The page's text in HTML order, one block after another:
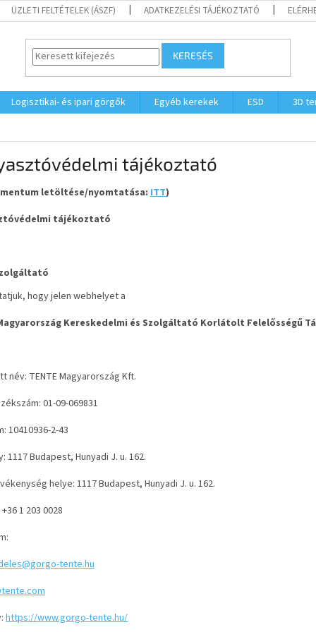
ÜZLETI FELTÉTELEK (ÁSZF) ADATKEZELÉSI TÁJÉKOZTATÓ
KERESÉS
Logisztikai- és ipari görgők Egyéb kerekek ESD 3D
tájékoztató
letöltése/nyomtatása: ITT)
tájékoztató
hogy jelenwebhelyet a
Kereskedelmi és Szolgáltató Korlátolt Felelősségű
név: TENTE Magyarország Kft.
01-09-069831
10410936-2-43
1117 Budapest, Hunyadi J. u. 162.
helye: 1117 Budapest, Hunyadi J. u. 162.
1 203 0028
tente.hu
https://www.gorgo-tente.hu/